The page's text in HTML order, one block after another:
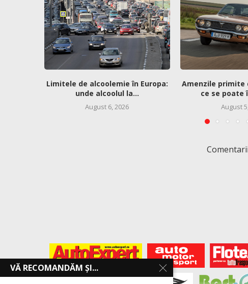
Limitele de alcoolemie în Europa:
unde alcoolul la...
August 6, 2026
Amenzile primite
ce se poate
August
VĂ RECOMANDĂM ȘI...